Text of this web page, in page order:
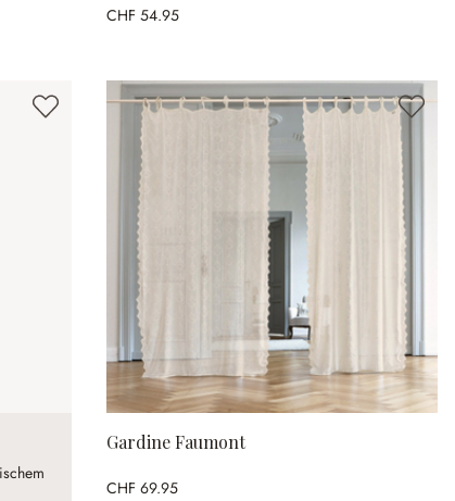
CHF 54.95
Gardine Faumont
CHF 69.95